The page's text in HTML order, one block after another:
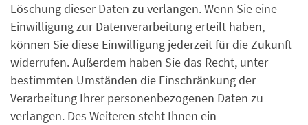
Löschung dieser Daten zu verlangen. Wenn Sie eine
Einwilligung zur Datenverarbeitung erteilt haben,
können Sie diese Einwilligung jederzeit für die Zukunft
widerrufen. Außerdem haben Sie das Recht, unter
bestimmten Umständen die Einschränkung der
Verarbeitung Ihrer personenbezogenen Daten zu
verlangen. Des Weiteren steht Ihnen ein